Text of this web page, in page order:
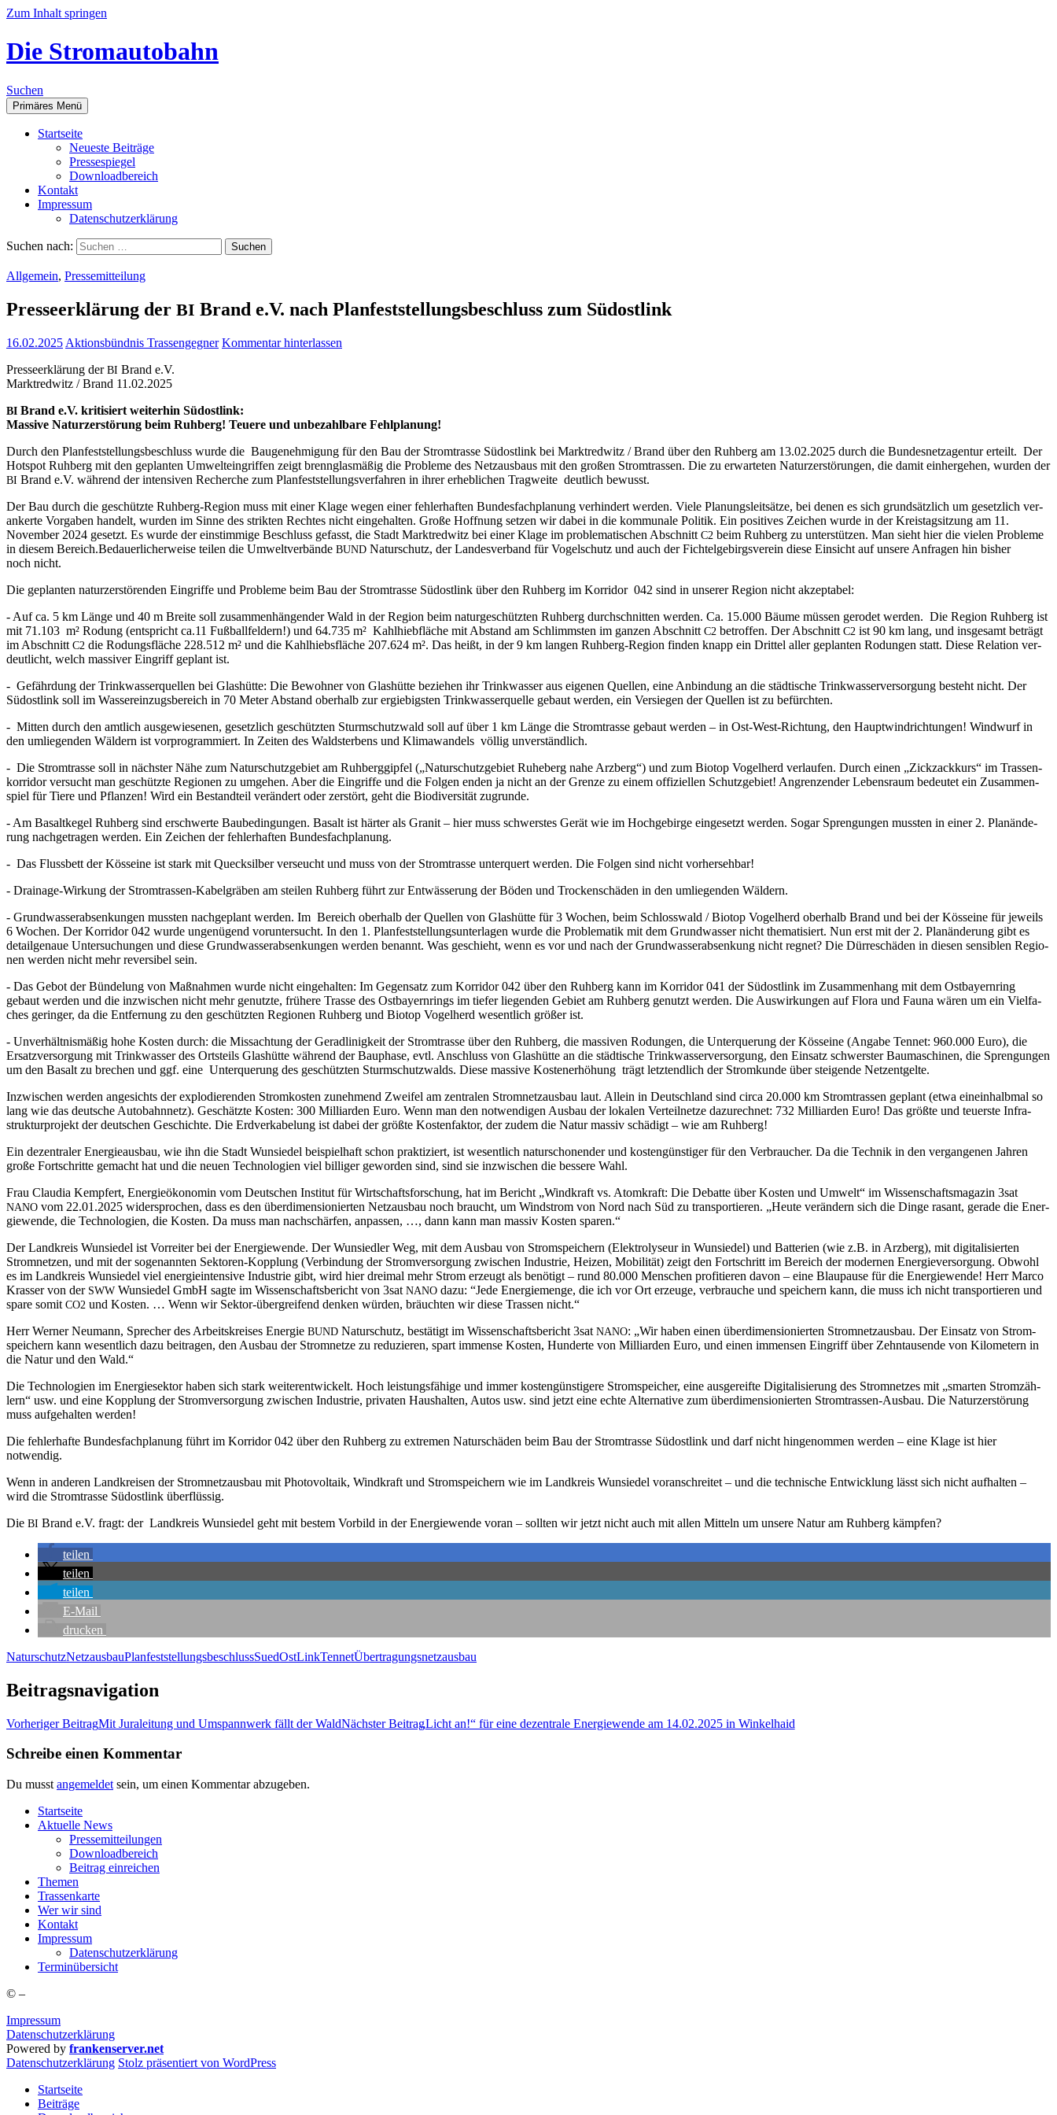
Zum Inhalt springen
Die Stromautobahn
Suchen
Primäres Menü
Start­sei­te
Neu­es­te Beiträge
Pres­se­spie­gel
Down­load­be­reich
Kon­takt
Impres­sum
Daten­schutz­er­klä­rung
Suchen nach:
Allgemein, Pressemitteilung
Pres­se­er­klä­rung der BI Brand e.V. nach Plan­fest­stel­lungs­be­schluss zum Südostlink
16.02.2025 Aktionsbündnis Trassengegner Kommentar hinterlassen
Pres­se­er­klä­rung derBI Brand e.V.
Markt­red­witz / Brand 11.02.2025
BI Brand e.V. kri­ti­siert wei­ter­hin Südostlink:
Mas­si­ve Natur­zer­stö­rung beim Ruh­berg! Teue­re und unbe­zahl­ba­re Fehlplanung!
Durch den Plan­fest­stel­lungs­be­schluss wur­de die Bau­ge­neh­mi­gung für den Bau der Strom­tras­se Süd­ost­link bei Markt­red­witz / Brand über den Ruh­berg am 13.02.2025 durch die Bun­des­netz­agen­tur erteilt. Der
Hot­spot Ruh­berg mit den geplan­ten Umwelt­ein­grif­fen zeigt brenn­glas­mä­ßig die Pro­ble­me des Netz­aus­baus mit den gro­ßen Strom­tras­sen. Die zu erwar­te­ten Natur­zer­stö­run­gen, die damit ein­her­ge­hen, wur­den der
BI Brand e.V. wäh­rend der inten­si­ven Recher­che zum Plan­fest­stel­lungs­ver­fah­ren in ihrer erheb­li­chen Trag­wei­te deut­lich bewusst.
Der Bau durch die geschütz­te Ruh­berg-Regi­on muss mit einer Kla­ge wegen einer feh­ler­haf­ten Bun­des­fach­pla­nung ver­hin­dert wer­den. Vie­le Pla­nungs­leit­sät­ze, bei denen es sich grund­sätz­lich um gesetz­lich ver­
an­ker­te Vor­ga­ben han­delt, wur­den im Sin­ne des strik­ten Rech­tes nicht ein­ge­hal­ten. Gro­ße Hoff­nung set­zen wir dabei in die kom­mu­na­le Poli­tik. Ein posi­ti­ves Zei­chen wur­de in der Kreis­tag­sit­zung am 11.
Novem­ber 2024 gesetzt. Es wur­de der ein­stim­mi­ge Beschluss gefasst, die Stadt Markt­red­witz bei einer Kla­ge im pro­ble­ma­ti­schen Abschnitt C2 beim Ruh­berg zu unter­stüt­zen. Man sieht hier die vie­len Pro­ble­me
in die­sem Bereich.Bedau­er­li­cher­wei­se tei­len die Umwelt­ver­bän­de BUND Natur­schutz, der Lan­des­ver­band für Vogel­schutz und auch der Fich­tel­ge­birgs­ver­ein die­se Ein­sicht auf unse­re Anfra­gen hin bis­her
noch nicht.
Die geplan­ten natur­zer­stö­ren­den Ein­grif­fe und Pro­ble­me beim Bau der Strom­tras­se Süd­ost­link über den Ruh­berg im Kor­ri­dor 042 sind in unse­rer Regi­on nicht akzeptabel:
- Auf ca. 5 km Län­ge und 40 m Brei­te soll zusam­men­hän­gen­der Wald in der Regi­on beim natur­ge­schütz­ten Ruh­berg durch­schnit­ten wer­den. Ca. 15.000 Bäu­me müs­sen gero­det wer­den. Die Regi­on Ruh­berg ist
mit 71.103 m² Rodung (ent­spricht ca.11 Fuß­ball­fel­dern!) und 64.735 m² Kahl­hieb­flä­che mit Abstand am Schlimms­ten im gan­zen Abschnitt C2 betrof­fen. Der Abschnitt C2 ist 90 km lang, und ins­ge­samt beträgt
im Abschnitt C2 die Rodungs­flä­che 228.512 m² und die Kahl­hiebs­flä­che 207.624 m². Das heißt, in der 9 km lan­gen Ruh­berg-Regi­on fin­den knapp ein Drit­tel aller geplan­ten Rodun­gen statt. Die­se Rela­ti­on ver­
deut­licht, welch mas­si­ver Ein­griff geplant ist.
- Gefähr­dung der Trink­was­ser­quel­len bei Glas­hüt­te: Die Bewoh­ner von Glas­hüt­te bezie­hen ihr Trink­was­ser aus eige­nen Quel­len, eine Anbin­dung an die städ­ti­sche Trink­was­ser­ver­sor­gung besteht nicht. Der
Süd­ost­link soll im Was­ser­ein­zugs­be­reich in 70 Meter Abstand ober­halb zur ergie­bigs­ten Trink­was­ser­quel­le gebaut wer­den, ein Ver­sie­gen der Quel­len ist zu befürchten.
- Mit­ten durch den amt­lich aus­ge­wie­se­nen, gesetz­lich geschütz­ten Sturm­schutz­wald soll auf über 1 km Län­ge die Strom­tras­se gebaut wer­den – in Ost-West-Rich­tung, den Haupt­wind­rich­tun­gen! Wind­wurf in
den umlie­gen­den Wäl­dern ist vor­pro­gram­miert. In Zei­ten des Wald­ster­bens und Kli­ma­wan­dels völ­lig unverständlich.
- Die Strom­tras­se soll in nächs­ter Nähe zum Natur­schutz­ge­biet am Ruh­berg­gip­fel („Natur­schutz­ge­biet Ruhe­berg nahe Arz­berg“) und zum Bio­top Vogel­herd ver­lau­fen. Durch einen „Zick­zack­kurs“ im Tras­sen­
kor­ri­dor ver­sucht man geschütz­te Regio­nen zu umge­hen. Aber die Ein­grif­fe und die Fol­gen enden ja nicht an der Gren­ze zu einem offi­zi­el­len Schutz­ge­biet! Angren­zen­der Lebens­raum bedeu­tet ein Zusam­men­
spiel für Tie­re und Pflan­zen! Wird ein Bestand­teil ver­än­dert oder zer­stört, geht die Bio­di­ver­si­tät zugrunde.
- Am Basalt­ke­gel Ruh­berg sind erschwer­te Bau­be­din­gun­gen. Basalt ist här­ter als Gra­nit – hier muss schwers­tes Gerät wie im Hoch­ge­bir­ge ein­ge­setzt wer­den. Sogar Spren­gun­gen muss­ten in einer 2. Plan­än­de­
rung nach­ge­tra­gen wer­den. Ein Zei­chen der feh­ler­haf­ten Bundesfachplanung.
- Das Fluss­bett der Köss­ei­ne ist stark mit Queck­sil­ber ver­seucht und muss von der Strom­tras­se unter­quert wer­den. Die Fol­gen sind nicht vorhersehbar!
- Drai­na­ge-Wir­kung der Strom­tras­sen-Kabel­grä­ben am stei­len Ruh­berg führt zur Ent­wäs­se­rung der Böden und Tro­cken­schä­den in den umlie­gen­den Wäldern.
- Grund­was­ser­ab­sen­kun­gen muss­ten nach­ge­plant wer­den. Im Bereich ober­halb der Quel­len von Glas­hüt­te für 3 Wochen, beim Schloss­wald / Bio­top Vogel­herd ober­halb Brand und bei der Köss­ei­ne für jeweils
6 Wochen. Der Kor­ri­dor 042 wur­de unge­nü­gend vor­un­ter­sucht. In den 1. Plan­fest­stel­lungs­un­ter­la­gen wur­de die Pro­ble­ma­tik mit dem Grund­was­ser nicht the­ma­ti­siert. Nun erst mit der 2. Plan­än­de­rung gibt es
detail­ge­naue Unter­su­chun­gen und die­se Grund­was­ser­ab­sen­kun­gen wer­den benannt. Was geschieht, wenn es vor und nach der Grund­was­ser­ab­sen­kung nicht reg­net? Die Dür­re­schä­den in die­sen sen­si­blen Regio­
nen wer­den nicht mehr rever­si­bel sein.
- Das Gebot der Bün­de­lung von Maß­nah­men wur­de nicht ein­ge­hal­ten: Im Gegen­satz zum Kor­ri­dor 042 über den Ruh­berg kann im Kor­ri­dor 041 der Süd­ost­link im Zusam­men­hang mit dem Ost­bay­ern­ring
gebaut wer­den und die inzwi­schen nicht mehr genutz­te, frü­he­re Tras­se des Ost­bay­ern­rings im tie­fer lie­gen­den Gebiet am Ruh­berg genutzt wer­den. Die Aus­wir­kun­gen auf Flo­ra und Fau­na wären um ein Viel­fa­
ches gerin­ger, da die Ent­fer­nung zu den geschütz­ten Regio­nen Ruh­berg und Bio­top Vogel­herd wesent­lich grö­ßer ist.
- Unver­hält­nis­mä­ßig hohe Kos­ten durch: die Miss­ach­tung der Gerad­li­nig­keit der Strom­tras­se über den Ruh­berg, die mas­si­ven Rodun­gen, die Unter­que­rung der Köss­ei­ne (Anga­be Ten­net: 960.000 Euro), die
Ersatz­ver­sor­gung mit Trink­was­ser des Orts­teils Glas­hüt­te wäh­rend der Bau­pha­se, evtl. Anschluss von Glas­hüt­te an die städ­ti­sche Trink­was­ser­ver­sor­gung, den Ein­satz schwers­ter Bau­ma­schi­nen, die Spren­gun­gen
um den Basalt zu bre­chen und ggf. eine Unter­que­rung des geschütz­ten Sturm­schutz­walds. Die­se mas­si­ve Kos­ten­er­hö­hung trägt letzt­end­lich der Strom­kun­de über stei­gen­de Netzentgelte.
Inzwi­schen wer­den ange­sichts der explo­die­ren­den Strom­kos­ten zuneh­mend Zwei­fel am zen­tra­len Strom­netz­aus­bau laut. Allein in Deutsch­land sind cir­ca 20.000 km Strom­tras­sen geplant (etwa ein­ein­halb­mal so
lang wie das deut­sche Auto­bahn­netz). Geschätz­te Kos­ten: 300 Mil­li­ar­den Euro. Wenn man den not­wen­di­gen Aus­bau der loka­len Ver­teil­net­ze dazu­rech­net: 732 Mil­li­ar­den Euro! Das größ­te und teu­ers­te Infra­
struk­tur­pro­jekt der deut­schen Geschich­te. Die Erd­ver­ka­be­lung ist dabei der größ­te Kos­ten­fak­tor, der zudem die Natur mas­siv schä­digt – wie am Ruhberg!
Ein dezen­tra­ler Ener­gie­aus­bau, wie ihn die Stadt Wun­sie­del bei­spiel­haft schon prak­ti­ziert, ist wesent­lich natur­scho­nen­der und kos­ten­güns­ti­ger für den Ver­brau­cher. Da die Tech­nik in den ver­gan­ge­nen Jah­ren
gro­ße Fort­schrit­te gemacht hat und die neu­en Tech­no­lo­gien viel bil­li­ger gewor­den sind, sind sie inzwi­schen die bes­se­re Wahl.
Frau Clau­dia Kemp­fert, Ener­gie­öko­no­min vom Deut­schen Insti­tut für Wirt­schafts­for­schung, hat im Bericht „Wind­kraft vs. Atom­kraft: Die Debat­te über Kos­ten und Umwelt“ im Wis­sen­schafts­ma­ga­zin 3sat
NANO vom 22.01.2025 wider­spro­chen, dass es den über­di­men­sio­nier­ten Netz­aus­bau noch braucht, um Wind­strom von Nord nach Süd zu trans­por­tie­ren. „Heu­te ver­än­dern sich die Din­ge rasant, gera­de die Ener­
gie­wen­de, die Tech­no­lo­gien, die Kos­ten. Da muss man nach­schär­fen, anpas­sen, …, dann kann man mas­siv Kos­ten sparen.“
Der Land­kreis Wun­sie­del ist Vor­rei­ter bei der Ener­gie­wen­de. Der Wun­sied­ler Weg, mit dem Aus­bau von Strom­spei­chern (Elek­tro­ly­seur in Wun­sie­del) und Bat­te­rien (wie z.B. in Arz­berg), mit digi­ta­li­sier­ten
Strom­net­zen, und mit der soge­nann­ten Sek­to­ren-Kopp­lung (Ver­bin­dung der Strom­ver­sor­gung zwi­schen Indus­trie, Hei­zen, Mobi­li­tät) zeigt den Fort­schritt im Bereich der moder­nen Ener­gie­ver­sor­gung. Obwohl
es im Land­kreis Wun­sie­del viel ener­gie­in­ten­si­ve Indus­trie gibt, wird hier drei­mal mehr Strom erzeugt als benö­tigt – rund 80.000 Men­schen pro­fi­tie­ren davon – eine Blau­pau­se für die Ener­gie­wen­de! Herr Mar­co
Kras­ser von der SWW Wun­sie­del GmbH sag­te im Wis­sen­schafts­be­richt von 3sat NANO dazu: “Jede Ener­gie­men­ge, die ich vor Ort erzeu­ge, ver­brau­che und spei­chern kann, die muss ich nicht trans­por­tie­ren und
spa­re somit CO2 und Kos­ten. … Wenn wir Sek­tor-über­grei­fend den­ken wür­den, bräuch­ten wir die­se Tras­sen nicht.“
Herr Wer­ner Neu­mann, Spre­cher des Arbeits­krei­ses Ener­gie BUND Natur­schutz, bestä­tigt im Wis­sen­schafts­be­richt 3sat NANO: „Wir haben einen über­di­men­sio­nier­ten Strom­netz­aus­bau. Der Ein­satz von Strom­
spei­chern kann wesent­lich dazu bei­tra­gen, den Aus­bau der Strom­net­ze zu redu­zie­ren, spart immense Kos­ten, Hun­der­te von Mil­li­ar­den Euro, und einen immensen Ein­griff über Zehn­tau­sen­de von Kilo­me­tern in
die Natur und den Wald.“
Die Tech­no­lo­gien im Ener­gie­sek­tor haben sich stark wei­ter­ent­wi­ckelt. Hoch leis­tungs­fä­hi­ge und immer kos­ten­güns­ti­ge­re Strom­spei­cher, eine aus­ge­reif­te Digi­ta­li­sie­rung des Strom­net­zes mit „smar­ten Strom­zäh­
lern“ usw. und eine Kopp­lung der Strom­ver­sor­gung zwi­schen Indus­trie, pri­va­ten Haus­hal­ten, Autos usw. sind jetzt eine ech­te Alter­na­ti­ve zum über­di­men­sio­nier­ten Strom­tras­sen-Aus­bau. Die Natur­zer­stö­rung
muss auf­ge­hal­ten werden!
Die feh­ler­haf­te Bun­des­fach­pla­nung führt im Kor­ri­dor 042 über den Ruh­berg zu extre­men Natur­schä­den beim Bau der Strom­tras­se Süd­ost­link und darf nicht hin­ge­nom­men wer­den – eine Kla­ge ist hier
notwendig.
Wenn in ande­ren Land­krei­sen der Strom­netz­aus­bau mit Pho­to­vol­ta­ik, Wind­kraft und Strom­spei­chern wie im Land­kreis Wun­sie­del vor­an­schrei­tet – und die tech­ni­sche Ent­wick­lung lässt sich nicht auf­hal­ten –
wird die Strom­tras­se Süd­ost­link überflüssig.
Die BI Brand e.V. fragt: der Land­kreis Wun­sie­del geht mit bes­tem Vor­bild in der Ener­gie­wen­de vor­an – soll­ten wir jetzt nicht auch mit allen Mit­teln um unse­re Natur am Ruh­berg kämpfen?
tei­len
tei­len
tei­len
E‑Mail
dru­cken
NaturschutzNetzausbauPlanfeststellungsbeschlussSuedOstLinkTennetÜbertragungsnetzausbau
Beitragsnavigation
Vorheriger BeitragMit Jura­lei­tung und Umspann­werk fällt der WaldNächster Beitrag
„Licht an!“ für eine dezen­tra­le Ener­gie­wen­de am 14.02.2025 in Winkelhaid
Schreibe einen Kommentar
Du musst angemeldet sein, um einen Kommentar abzugeben.
Start­sei­te
Aktu­el­le News
Pres­se­mit­tei­lun­gen
Down­load­be­reich
Bei­trag einreichen
The­men
Tras­sen­kar­te
Wer wir sind
Kon­takt
Impres­sum
Daten­schutz­er­klä­rung
Ter­min­über­sicht
© –
Impressum
Datenschutzerklärung
Powered by frankenserver.net
Daten­schutz­er­klä­rung Stolz präsentiert von WordPress
Startseite
Beiträge